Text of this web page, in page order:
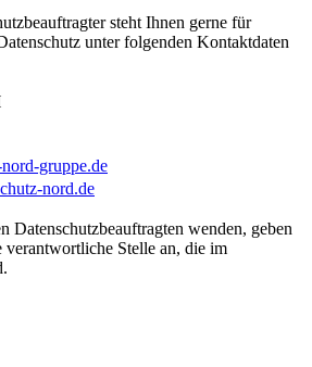
steht Ihnen gerne für
unter folgenden Kontaktdaten
gruppe.de
nord.de
Datenschutzbeauftragten wenden, geben
verantwortliche Stelle an, die im